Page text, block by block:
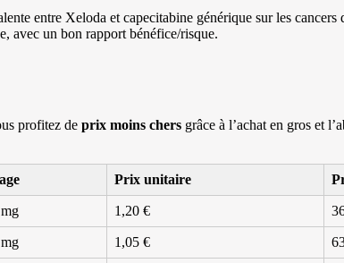
entre Xeloda et capecitabine générique sur les cancers
avec un bon rapport bénéfice/risque.
profitez de prix moins chersgrâce à l’achat en gros et
Prix unitaire
1,20 €
1,05 €